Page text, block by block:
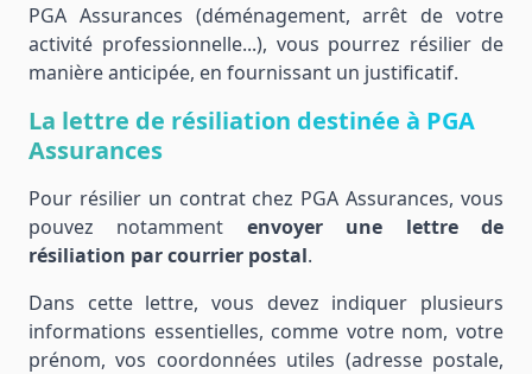
PGA Assurances (déménagement, arrêt de votre
activité professionnelle...), vous pourrez résilier de
manière anticipée, en fournissant un justificatif.
La lettre de résiliation destinée à PGA
Assurances
Pour résilier un contrat chez PGA Assurances, vous
pouvez notamment envoyer une lettre de
résiliation par courrier postal.
Dans cette lettre, vous devez indiquer plusieurs
informations essentielles, comme votre nom, votre
prénom, vos coordonnées utiles (adresse postale,